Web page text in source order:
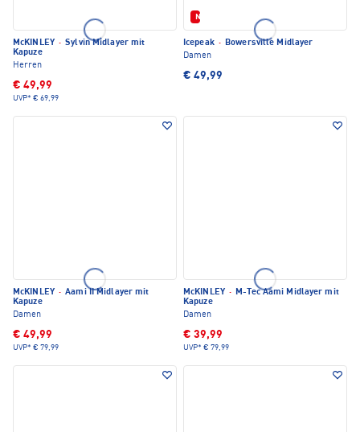
McKINLEY · Sylvin Midlayer mit
Kapuze
Herren
€ 49,99
UVP* € 69,99
Neu
Icepeak · Bowersville Midlayer
Damen
€ 49,99
McKINLEY · Aami II Midlayer mit
Kapuze
Damen
€ 49,99
UVP* € 79,99
McKINLEY · M-Tec Aami Midlayer mit
Kapuze
Damen
€ 39,99
UVP* € 79,99